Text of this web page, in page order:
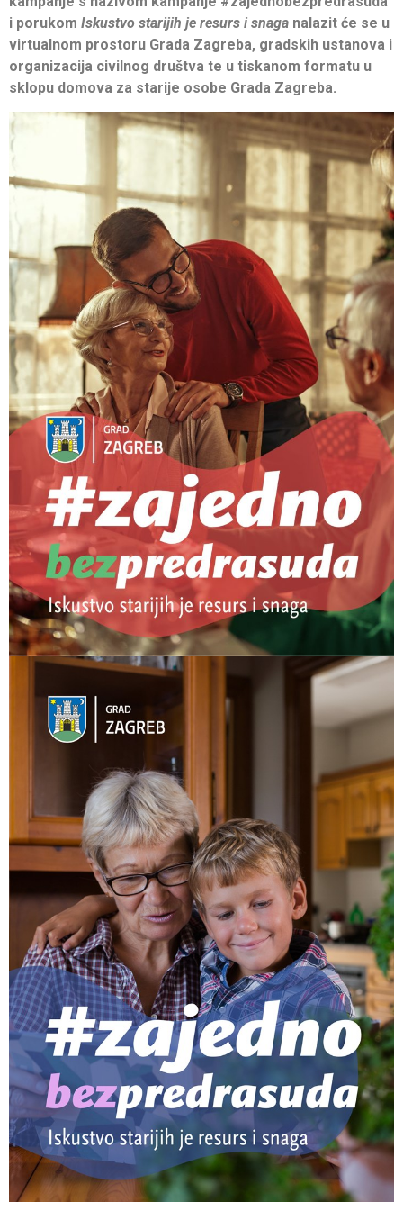
i porukom Iskustvo starijih je resurs i snaga nalazit će se u
virtualnom prostoru Grada Zagreba, gradskih ustanova i
organizacija civilnog društva te u tiskanom formatu u
sklopu domova za starije osobe Grada Zagreba.